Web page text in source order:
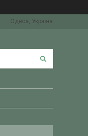
Одеса, Україна